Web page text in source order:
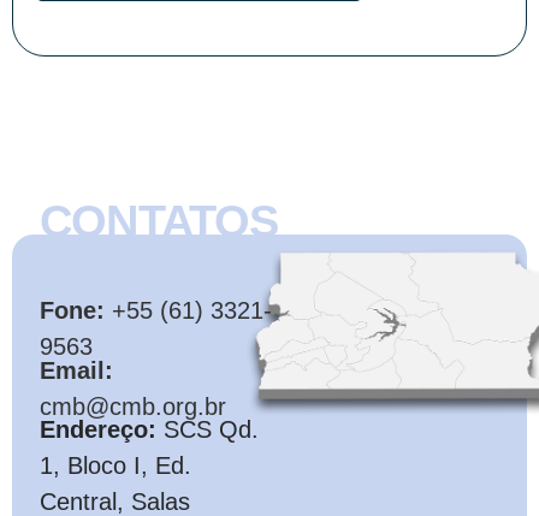
CONTATOS
Fone: +55 (61) 3321-
9563
Email:
cmb@cmb.org.br
Endereço: SCS Qd.
1, Bloco I, Ed.
Central, Salas